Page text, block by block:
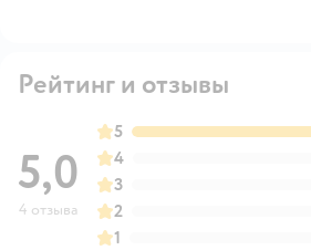
Рейтинг и отзывы
5,0
4 отзыва
5
4
3
2
1